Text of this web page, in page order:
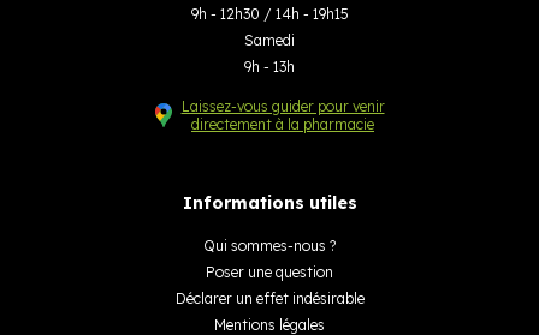
9h - 12h30 / 14h - 19h15
Samedi
9h - 13h
Laissez-vous guider pour venir
directement à la pharmacie
Informations utiles
Qui sommes-nous ?
Poser une question
Déclarer un effet indésirable
Mentions légales